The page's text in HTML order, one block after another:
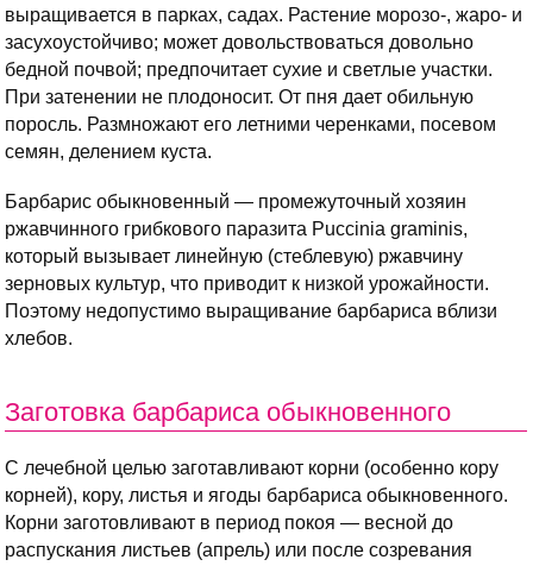
выращивается в парках, садах. Растение морозо-, жаро- и
засухоустойчиво; может довольствоваться довольно
бедной почвой; предпочитает сухие и светлые участки.
При затенении не плодоносит. От пня дает обильную
поросль. Размножают его летними черенками, посевом
семян, делением куста.
Барбарис обыкновенный — промежуточный хозяин
ржавчинного грибкового паразита Puccinia graminis,
который вызывает линейную (стеблевую) ржавчину
зерновых культур, что приводит к низкой урожайности.
Поэтому недопустимо выращивание барбариса вблизи
хлебов.
Заготовка барбариса обыкновенного
С лечебной целью заготавливают корни (особенно кору
корней), кору, листья и ягоды барбариса обыкновенного.
Корни заготовливают в период покоя — весной до
распускания листьев (апрель) или после созревания